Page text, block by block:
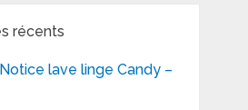
récents
Notice lave linge Candy –